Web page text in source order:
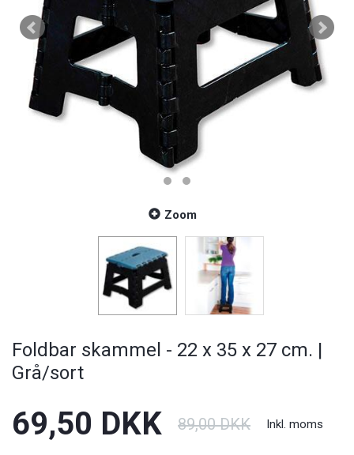
Zoom
Foldbar skammel - 22 x 35 x 27 cm. |
Grå/sort
69,50 DKK 89,00 DKK Inkl. moms